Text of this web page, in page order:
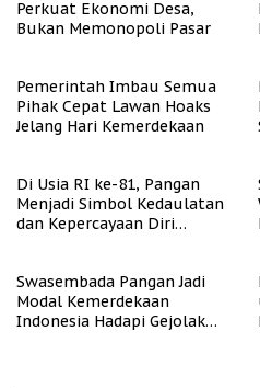
Perkuat Ekonomi Desa,
Bukan Memonopoli Pasar
Pemerintah Imbau Semua
Pihak Cepat Lawan Hoaks
Jelang Hari Kemerdekaan
Di Usia RI ke-81, Pangan
Menjadi Simbol Kedaulatan
dan Kepercayaan Diri
Swasembada Pangan Jadi
Modal Kemerdekaan
Indonesia Hadapi Gejolak